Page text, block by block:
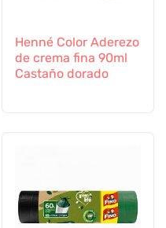
Henné Color Aderezo
de crema fina 90ml
Castaño dorado